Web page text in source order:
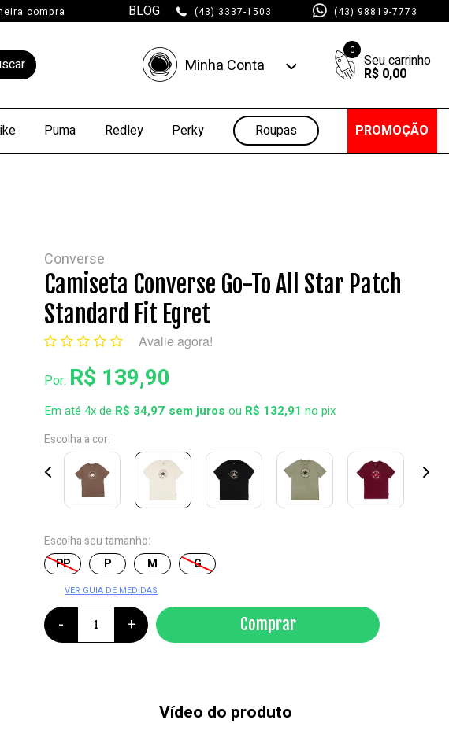
compra BLOG (43) 3337-1503 (43) 98819-7773
Minha Conta
Minhas Compras
0
R$ 0,00
Puma Redley Perky Roupas PROMOÇÃO
Converse
Camiseta Converse Go-To All Star Patch
Standard Fit Egret
Avalie agora!
Por: R$ 139,90
Em até 4x de R$ 34,97 ou R$ 132,91 no pix
Escolha a cor:
Escolha seu tamanho:
PP
P M G
VER GUIA DE MEDIDAS
- + Comprar
Vídeo do produto